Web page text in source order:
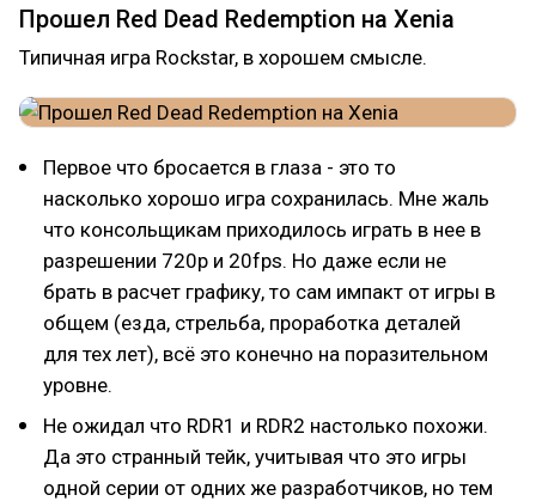
Прошел Red Dead Redemption на Xenia
Типичная игра Rockstar, в хорошем смысле.
Первое что бросается в глаза - это то
насколько хорошо игра сохранилась. Мне жаль
что консольщикам приходилось играть в нее в
разрешении 720p и 20fps. Но даже если не
брать в расчет графику, то сам импакт от игры в
общем (езда, стрельба, проработка деталей
для тех лет), всё это конечно на поразительном
уровне.
Не ожидал что RDR1 и RDR2 настолько похожи.
Да это странный тейк, учитывая что это игры
одной серии от одних же разработчиков, но тем